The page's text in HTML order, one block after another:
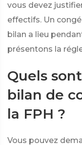
vous devez
effectifs. Un
bilan a lieu
présentons la
Quels
bilan de
la FPH ?
Vous pouvez